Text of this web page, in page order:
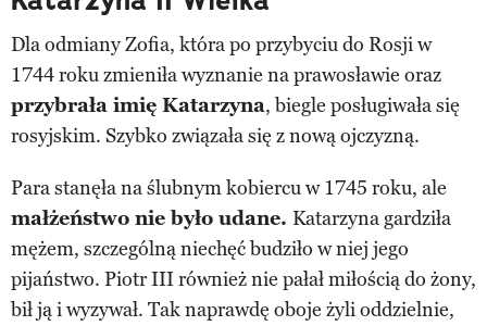
Dla odmiany Zofia, która po przybyciu do Rosji w
1744 roku zmieniła wyznanie na prawosławie oraz
przybrała imię Katarzyna, biegle posługiwała się
rosyjskim. Szybko związała się z nową ojczyzną.
Para stanęła na ślubnym kobiercu w 1745 roku, ale
małżeństwo nie było udane. Katarzyna gardziła
mężem, szczególną niechęć budziło w niej jego
pijaństwo. Piotr III również nie pałał miłością do żony,
bił ją i wyzywał. Tak naprawdę oboje żyli oddzielnie,